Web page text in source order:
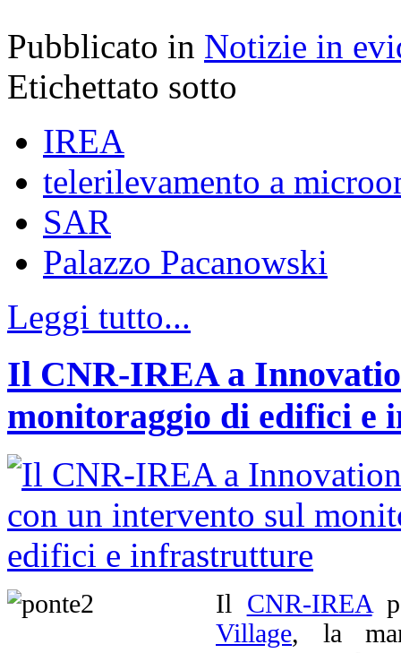
Pubblicato in Notizie in
Etichettato sotto
IREA
telerilevamento a
SAR
Palazzo Pacanowski
Leggi tutto...
Il CNR-IREA a
monitoraggio di edifici e
Il CNR-IREA
Village, la